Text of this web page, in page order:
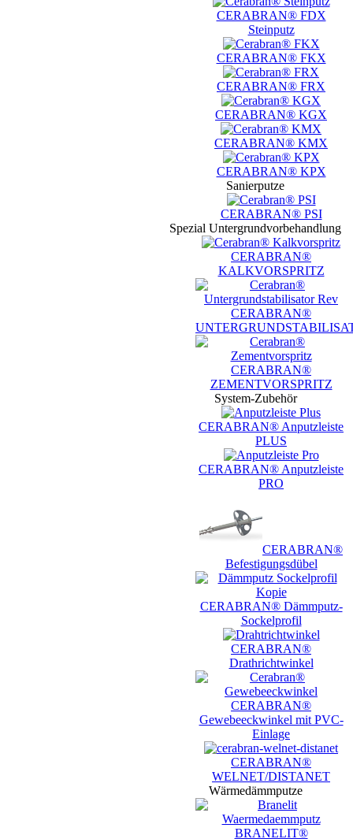
CERABRAN® FDX
Steinputz
CERABRAN® FKX
CERABRAN® FRX
CERABRAN® KGX
CERABRAN® KMX
CERABRAN® KPX
Sanierputze
CERABRAN® PSI
Spezial Untergrundvorbehandlung
CERABRAN®
KALKVORSPRITZ
CERABRAN®
CERABRAN®
ZEMENTVORSPRITZ
System-Zubehör
CERABRAN® Anputzleiste
PLUS
CERABRAN® Anputzleiste
PRO
CERABRAN®
Befestigungsdübel
CERABRAN® Dämmputz-
Sockelprofil
CERABRAN®
Drathrichtwinkel
CERABRAN®
Gewebeeckwinkel mit PVC-
Einlage
CERABRAN®
WELNET/DISTANET
Wärmedämmputze
BRANELIT®